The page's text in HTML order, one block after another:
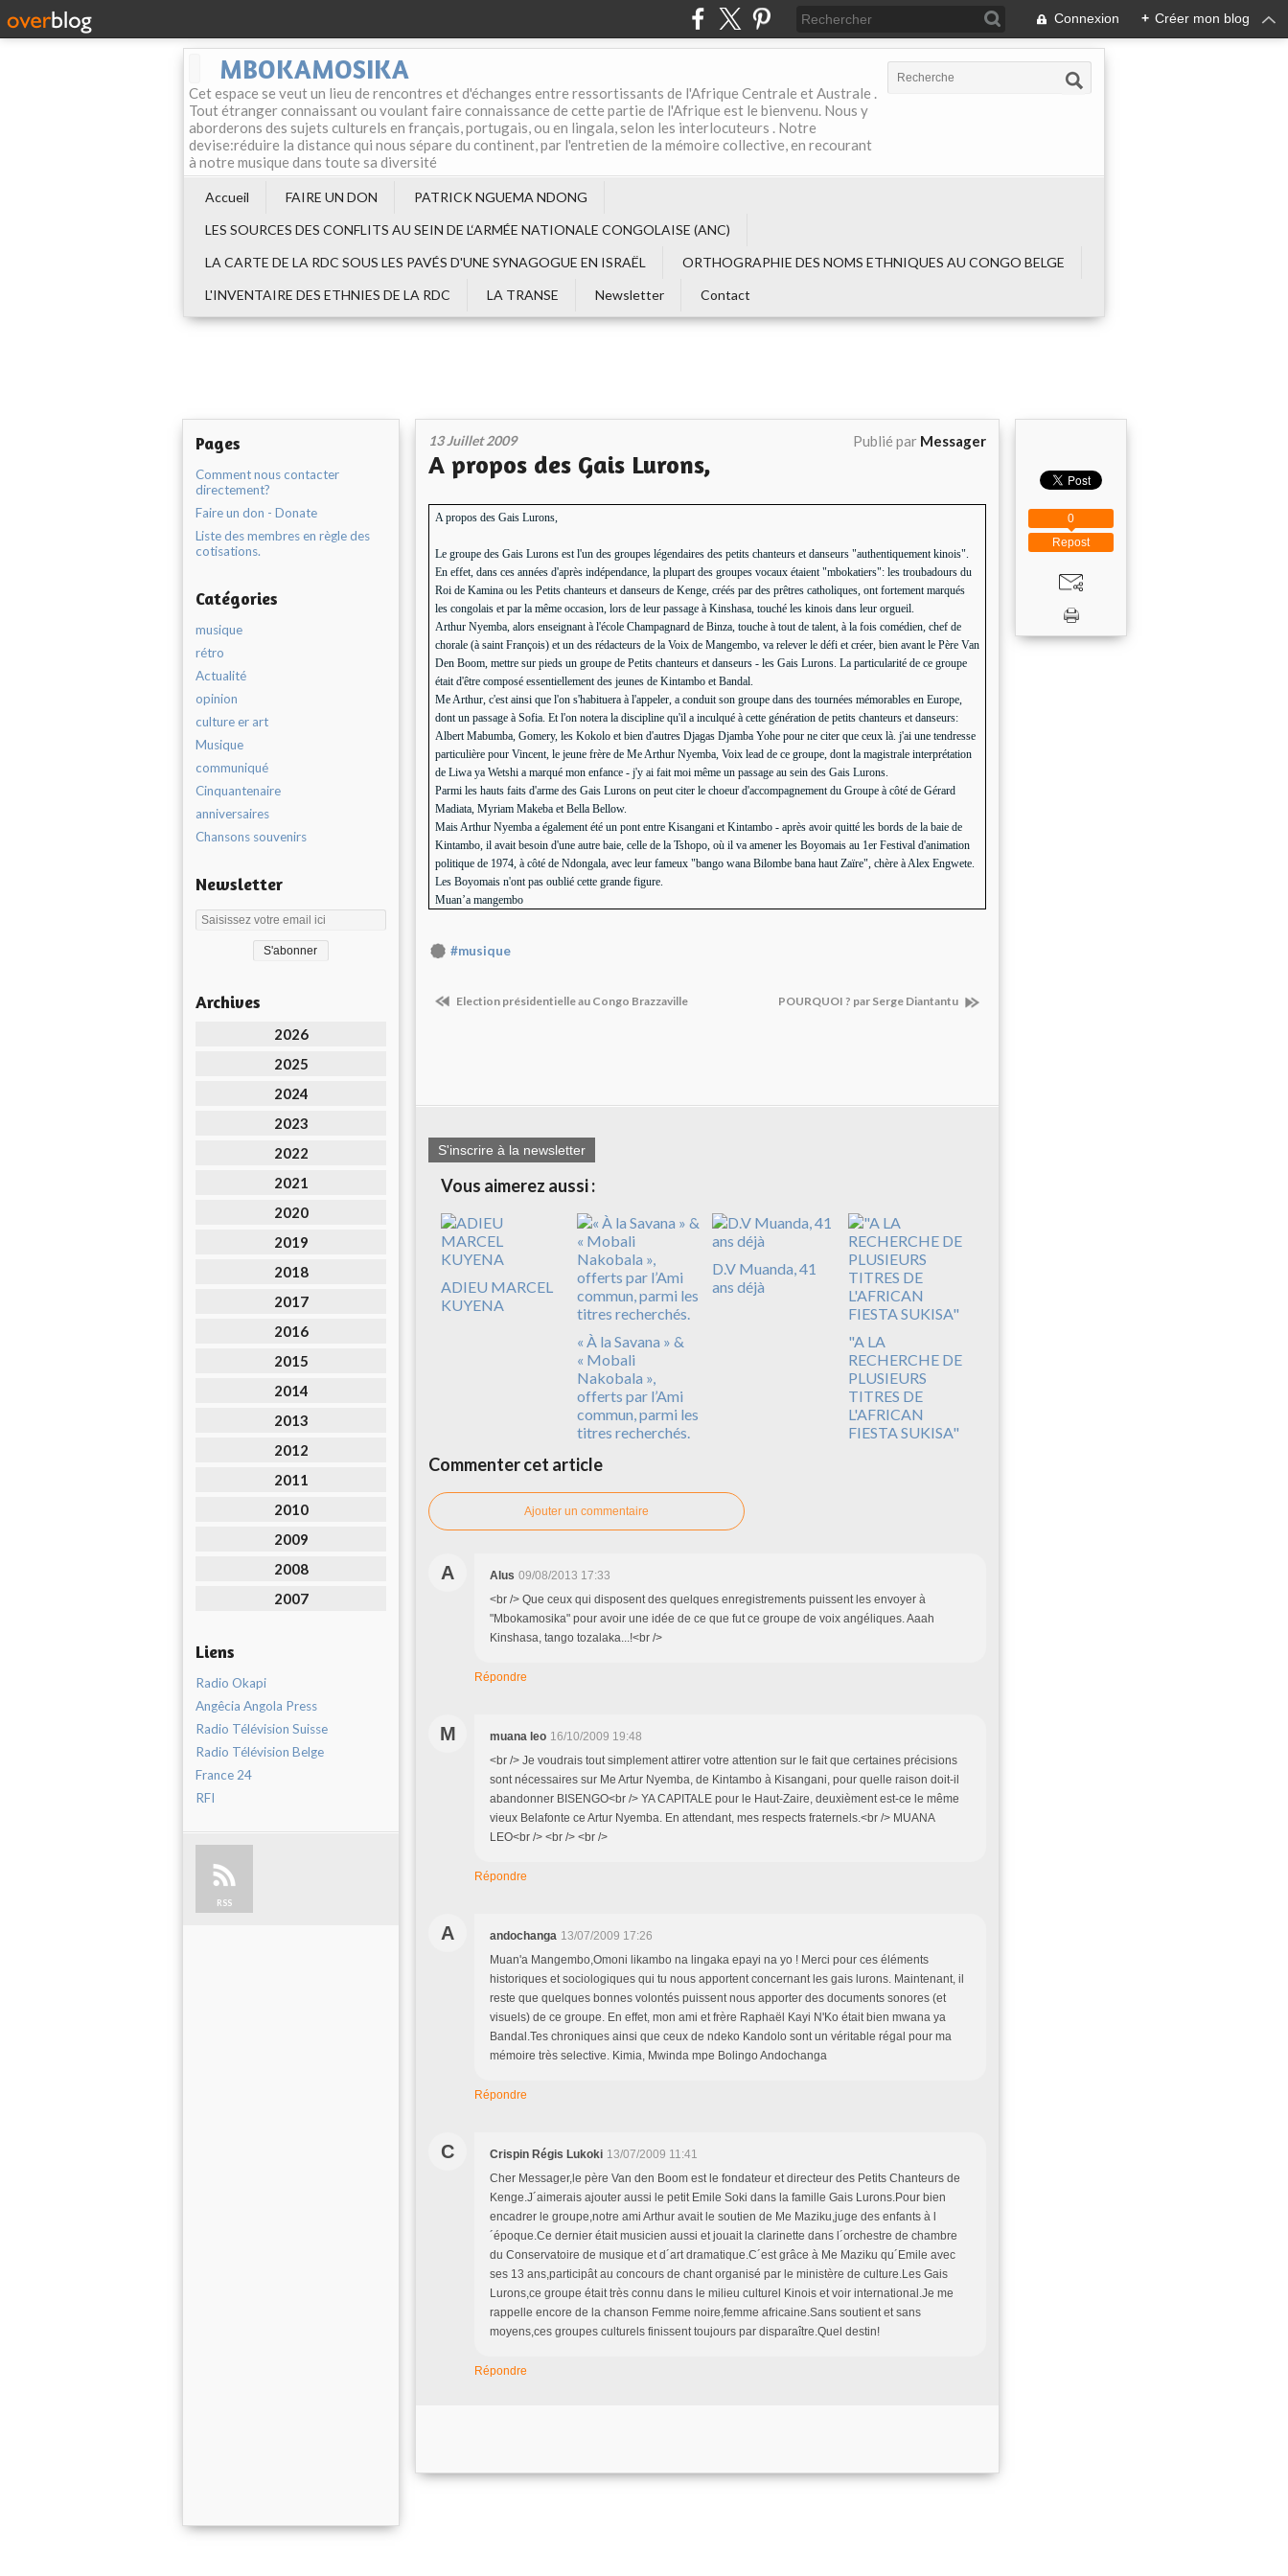
Connexion + Créer mon blog
MBOKAMOSIKA
Cet espace se veut un lieu de rencontres et d'échanges entre ressortissants de l'Afrique Centrale et Australe .
Tout étranger connaissant ou voulant faire connaissance de cette partie de l'Afrique est le bienvenu. Nous y
aborderons des sujets culturels en français, portugais, ou en lingala, selon les interlocuteurs . Notre
devise:réduire la distance qui nous sépare du continent, par l'entretien de la mémoire collective, en recourant
à notre musique dans toute sa diversité
Accueil FAIRE UN DON
PATRICK NGUEMA NDONG
LES SOURCES DES CONFLITS AU SEIN DE L‘ARMÉE NATIONALE CONGOLAISE (ANC)
LA CARTE DE LA RDC SOUS LES PAVÉS D'UNE SYNAGOGUE EN ISRAËL
ORTHOGRAPHIE DES NOMS ETHNIQUES AU CONGO BELGE
L'INVENTAIRE DES ETHNIES DE LA RDC
LA TRANSE Newsletter Contact
Pages
Comment nous contacter
directement?
Faire un don - Donate
Liste des membres en règle des
cotisations.
Catégories
musique
rétro
Actualité
opinion
culture er art
Musique
communiqué
Cinquantenaire
anniversaires
Chansons souvenirs
Newsletter
Archives
2026
2025
2024
2023
2022
2021
2020
2019
2018
2017
2016
2015
2014
2013
2012
2011
2010
2009
2008
2007
Liens
Radio Okapi
Angêcia Angola Press
Radio Télévision Suisse
Radio Télévision Belge
France 24
RFI
RSS
13 Juillet 2009 Publié par Messager
A propos des Gais Lurons,
A propos des Gais Lurons,
Le groupe des Gais Lurons est l'un des groupes légendaires des petits chanteurs et danseurs "authentiquement kinois".
En effet, dans ces années d'après indépendance, la plupart des groupes vocaux étaient "mbokatiers": les troubadours du
Roi de Kamina ou les Petits chanteurs et danseurs de Kenge, créés par des prêtres catholiques, ont fortement marqués
les congolais et par la même occasion, lors de leur passage à Kinshasa, touché les kinois dans leur orgueil.
Arthur Nyemba, alors enseignant à l'école Champagnard de Binza, touche à tout de talent, à la fois comédien, chef de
chorale (à saint François) et un des rédacteurs de la Voix de Mangembo, va relever le défi et créer, bien avant le Père Van
Den Boom, mettre sur pieds un groupe de Petits chanteurs et danseurs - les Gais Lurons. La particularité de ce groupe
était d'être composé essentiellement des jeunes de Kintambo et Bandal.
Me Arthur, c'est ainsi que l'on s'habituera à l'appeler, a conduit son groupe dans des tournées mémorables en Europe,
dont un passage à Sofia. Et l'on notera la discipline qu'il a inculqué à cette génération de petits chanteurs et danseurs:
Albert Mabumba, Gomery, les Kokolo et bien d'autres Djagas Djamba Yohe pour ne citer que ceux là. j'ai une tendresse
particulière pour Vincent, le jeune frère de Me Arthur Nyemba, Voix lead de ce groupe, dont la magistrale interprétation
de Liwa ya Wetshi a marqué mon enfance - j'y ai fait moi même un passage au sein des Gais Lurons.
Parmi les hauts faits d'arme des Gais Lurons on peut citer le choeur d'accompagnement du Groupe à côté de Gérard
Madiata, Myriam Makeba et Bella Bellow.
Mais Arthur Nyemba a également été un pont entre Kisangani et Kintambo - après avoir quitté les bords de la baie de
Kintambo, il avait besoin d'une autre baie, celle de la Tshopo, où il va amener les Boyomais au 1er Festival d'animation
politique de 1974, à côté de Ndongala, avec leur fameux "bango wana Bilombe bana haut Zaïre", chère à Alex Engwete.
Les Boyomais n'ont pas oublié cette grande figure.
Muan’a mangembo
#musique
Election présidentielle au Congo Brazzaville POURQUOI ? par Serge Diantantu
S'inscrire à la newsletter
Vous aimerez aussi :
ADIEU MARCEL
KUYENA
« À la Savana » &
« Mobali
Nakobala »,
offerts par l’Ami
commun, parmi les
titres recherchés.
D.V Muanda, 41
ans déjà
"A LA
RECHERCHE DE
PLUSIEURS
TITRES DE
L'AFRICAN
FIESTA SUKISA"
Commenter cet article
Ajouter un commentaire
A Alus 09/08/2013 17:33
<br /> Que ceux qui disposent des quelques enregistrements puissent les envoyer à
"Mbokamosika" pour avoir une idée de ce que fut ce groupe de voix angéliques. Aaah
Kinshasa, tango tozalaka...!<br />
Répondre
M muana leo 16/10/2009 19:48
<br /> Je voudrais tout simplement attirer votre attention sur le fait que certaines précisions
sont nécessaires sur Me Artur Nyemba, de Kintambo à Kisangani, pour quelle raison doit-il
abandonner BISENGO<br /> YA CAPITALE pour le Haut-Zaire, deuxièment est-ce le même
vieux Belafonte ce Artur Nyemba. En attendant, mes respects fraternels.<br /> MUANA
LEO<br /> <br /> <br />
Répondre
A andochanga 13/07/2009 17:26
Muan'a Mangembo,Omoni likambo na lingaka epayi na yo ! Merci pour ces éléments
historiques et sociologiques qui tu nous apportent concernant les gais lurons. Maintenant, il
reste que quelques bonnes volontés puissent nous apporter des documents sonores (et
visuels) de ce groupe. En effet, mon ami et frère Raphaël Kayi N'Ko était bien mwana ya
Bandal.Tes chroniques ainsi que ceux de ndeko Kandolo sont un véritable régal pour ma
mémoire très selective. Kimia, Mwinda mpe Bolingo Andochanga
Répondre
C Crispin Régis Lukoki 13/07/2009 11:41
Cher Messager,le père Van den Boom est le fondateur et directeur des Petits Chanteurs de
Kenge.J´aimerais ajouter aussi le petit Emile Soki dans la famille Gais Lurons.Pour bien
encadrer le groupe,notre ami Arthur avait le soutien de Me Maziku,juge des enfants à l
´époque.Ce dernier était musicien aussi et jouait la clarinette dans l´orchestre de chambre
du Conservatoire de musique et d´art dramatique.C´est grâce à Me Maziku qu´Emile avec
ses 13 ans,participât au concours de chant organisé par le ministère de culture.Les Gais
Lurons,ce groupe était très connu dans le milieu culturel Kinois et voir international.Je me
rappelle encore de la chanson Femme noire,femme africaine.Sans soutient et sans
moyens,ces groupes culturels finissent toujours par disparaître.Quel destin!
Répondre
Repost
0